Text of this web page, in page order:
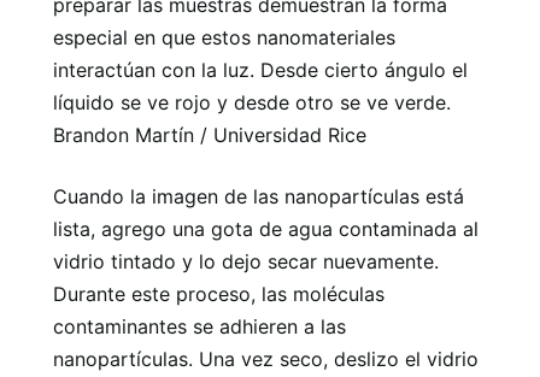
especial en que estos nanomateriales
interactúan con la luz. Desde cierto ángulo el
líquido se ve rojo y desde otro se ve verde.
Brandon Martín / Universidad Rice
Cuando la imagen de las nanopartículas está
lista, agrego una gota de agua contaminada al
vidrio tintado y lo dejo secar nuevamente.
Durante este proceso, las moléculas
contaminantes se adhieren a las
nanopartículas. Una vez seco, deslizo el vidrio